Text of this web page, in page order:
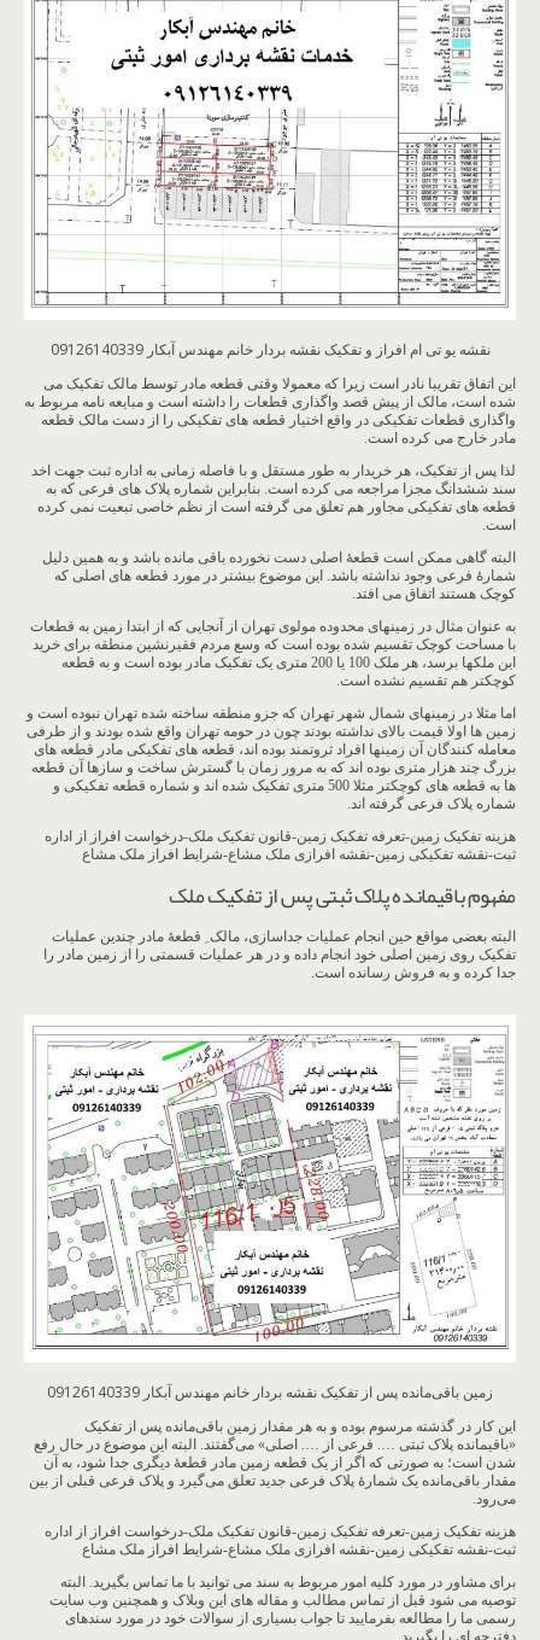
نقشه یو تی ام افراز و تفکیک نقشه بردار خانم مهندس آبکار 09126140339
این اتفاق تقریبا نادر است زیرا که معمولا وقتی قطعه مادر توسط مالک تفکیک می
شده است، مالک از پیش قصد واگذاری قطعات را داشته است و مبایعه نامه مربوط به
واگذاری قطعات تفکیکی در واقع اختیار قطعه های تفکیکی را از دست مالک قطعه
مادر خارج می کرده است.
لذا پس از تفکیک، هر خریدار به طور مستقل و با فاصله زمانی به اداره ثبت جهت اخد
سند ششدانگ مجزا مراجعه می کرده است. بنابراین شماره پلاک های فرعی که به
قطعه های تفکیکی مجاور هم تعلق می گرفته است از نظم خاصی تبعیت نمی کرده
است.
البته گاهی ممکن است قطعۀ اصلی دست نخورده باقی مانده باشد و به همین دلیل
شمارۀ فرعی وجود نداشته باشد. این موضوع بیشتر در مورد قطعه های اصلی که
کوچک هستند اتفاق می افتد.
به عنوان مثال در زمینهای محدوده مولوی تهران از آنجایی که از ابتدا زمین به قطعات
با مساحت کوچک تقسیم شده بوده است که وسع مردم فقیرنشین منطقه برای خرید
این ملکها برسد، هر ملک 100 یا 200 متری یک تفکیک مادر بوده است و به قطعه
کوچکتر هم تقسیم نشده است.
اما مثلا در زمینهای شمال شهر تهران که جزو منطقه ساخته شده تهران نبوده است و
زمین ها اولا قیمت بالای نداشته بودند چون در حومه تهران واقع شده بودند و از طرفی
معامله کنندگان آن زمینها افراد ثروتمند بوده اند، قطعه های تفکیکی مادر قطعه های
بزرگ چند هزار متری بوده اند که به مرور زمان با گسترش ساخت و سازها آن قطعه
ها به قطعه های کوچکتر مثلا 500 متری تفکیک شده اند و شماره قطعه تفکیکی و
شماره پلاک فرعی گرفته اند.
هزینه تفکیک زمین-تعرفه تفکیک زمین-قانون تفکیک ملک-درخواست افراز از اداره
ثبت-نقشه تفکیکی زمین-نقشه افرازی ملک مشاع-شرایط افراز ملک مشاع
مفهوم باقیمانده پلاک ثبتی پس از تفکیک ملک
البته بعضی مواقع حین انجام عملیات جداسازی، مالک ِ قطعۀ مادر چندین عملیات
تفکیک روی زمین اصلی خود انجام داده و در هر عملیات قسمتی را از زمین مادر را
جدا کرده و به فروش رسانده است.
زمین باقی‌مانده پس از تفکیک نقشه بردار خانم مهندس آبکار 09126140339
این کار در گذشته مرسوم بوده و به هر مقدار زمین باقی‌مانده پس از تفکیک
«باقیمانده پلاک ثبتی …. فرعی از …. اصلی» می‌گفتند. البته این موضوع در حال رفع
شدن است؛ به صورتی که اگر از یک قطعه زمین مادر قطعۀ دیگری جدا شود، به آن
مقدار باقی‌مانده یک شمارۀ پلاک فرعی جدید تعلق می‌گیرد و پلاک فرعی قبلی از بین
می‌رود.
هزینه تفکیک زمین-تعرفه تفکیک زمین-قانون تفکیک ملک-درخواست افراز از اداره
ثبت-نقشه تفکیکی زمین-نقشه افرازی ملک مشاع-شرایط افراز ملک مشاع
برای مشاور در مورد کلیه امور مربوط به سند می توانید با ما تماس بگیرید. البته
توصیه می شود قبل از تماس مطالب و مقاله های این وبلاک و همچنین وب سایت
رسمی ما را مطالعه بفرمایید تا جواب بسیاری از سوالات خود در مورد سندهای
دفترچه ای را بگیرید.